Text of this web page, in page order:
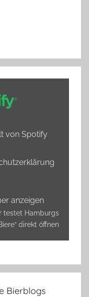
von Spotify
anzeigen
testet Hamburgs
direkt öffnen
Bierblogs